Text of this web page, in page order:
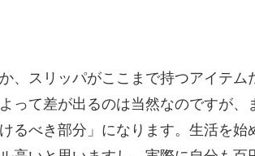
、スリッパがここまで持つアイテム
って差が出るのは当然なのですが、
るべき部分」になります。生活を